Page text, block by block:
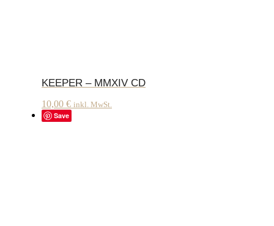
KEEPER – MMXIV CD
10,00 € inkl. MwSt.
Save